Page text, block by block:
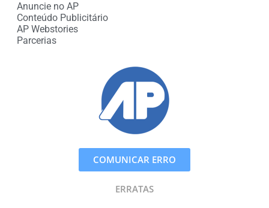
Anuncie no AP
Conteúdo Publicitário
AP Webstories
Parcerias
COMUNICAR ERRO
ERRATAS